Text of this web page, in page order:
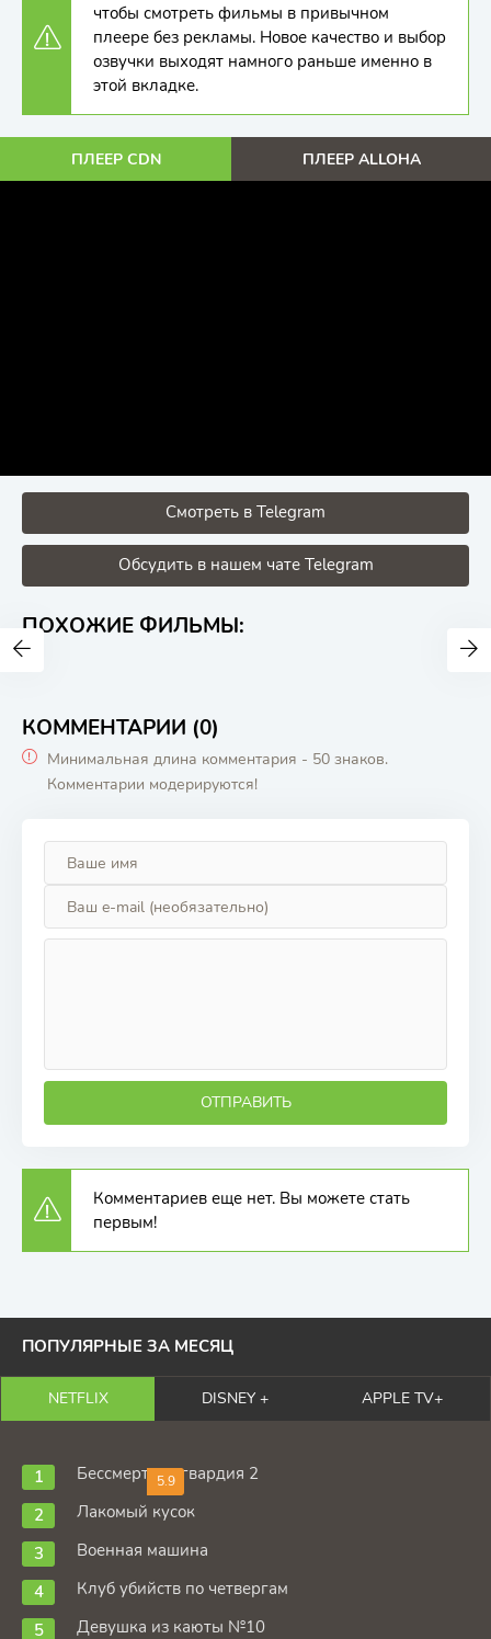
чтобы смотреть фильмы в привычном
плеере без рекламы. Новое качество и выбор
озвучки выходят намного раньше именно в
этой вкладке.
ПЛЕЕР CDN ПЛЕЕР ALLOHA
Смотреть в Telegram
Обсудить в нашем чате Telegram
ПОХОЖИЕ ФИЛЬМЫ:
КОММЕНТАРИИ (0)
Минимальная длина комментария - 50 знаков.
Комментарии модерируются!
ОТПРАВИТЬ
Комментариев еще нет. Вы можете стать
первым!
ПОПУЛЯРНЫЕ ЗА МЕСЯЦ
NETFLIX DISNEY + APPLE TV+
5.9
Бессмертная гвардия 2
Лакомый кусок
Военная машина
Клуб убийств по четвергам
Девушка из каюты №10